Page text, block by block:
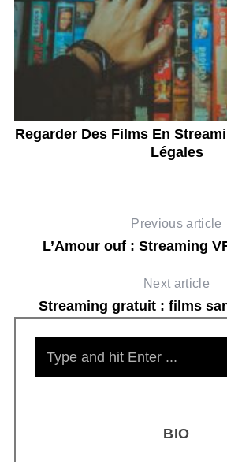
Regarder Des Films En
Légales
Previous article
L’Amour ouf : Streaming
Next article
Streaming gratuit : films
BIO